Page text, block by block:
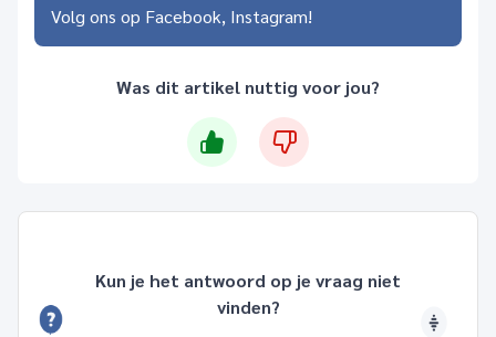
Volg ons op Facebook Instagram
Was dit artikel nuttig voor jou?
Kun je het antwoord op je vraag niet
vinden?